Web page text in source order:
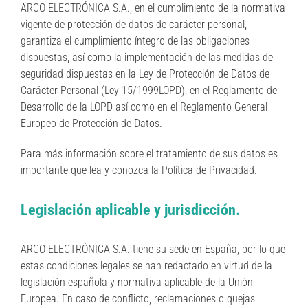
ARCO ELECTRÓNICA S.A., en el cumplimiento de la normativa
vigente de protección de datos de carácter personal,
garantiza el cumplimiento íntegro de las obligaciones
dispuestas, así como la implementación de las medidas de
seguridad dispuestas en la Ley de Protección de Datos de
Carácter Personal (Ley 15/1999LOPD), en el Reglamento de
Desarrollo de la LOPD así como en el Reglamento General
Europeo de Protección de Datos.
Para más información sobre el tratamiento de sus datos es
importante que lea y conozca la Política de Privacidad.
Legislación aplicable y jurisdicción.
ARCO ELECTRÓNICA S.A. tiene su sede en España, por lo que
estas condiciones legales se han redactado en virtud de la
legislación española y normativa aplicable de la Unión
Europea. En caso de conflicto, reclamaciones o quejas